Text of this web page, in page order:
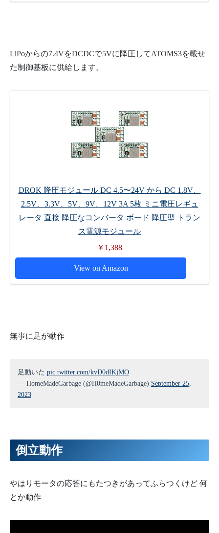
LiPoからの7.4VをDCDCで5Vに降圧してATOMS3を載せ
た制御基板に供給します。
DROK 降圧モジュール DC 4.5〜24V から DC 1.8V、
2.5V、3.3V、5V、9V、12V 3A 5枚 ミニ電圧レギュ
レータ 直接 降圧なコンバータ ボード 降圧型 トラン
ス電源モジュール
￥1,388
View on Amazon
無事に足が動作
足動いた pic.twitter.com/kvD0dIKjMO
— HomeMadeGarbage (@H0meMadeGarbage) September 25,
2023
倒立動作
やはりモータの応答にもたつきがあってふらつくけど 何
とか動作